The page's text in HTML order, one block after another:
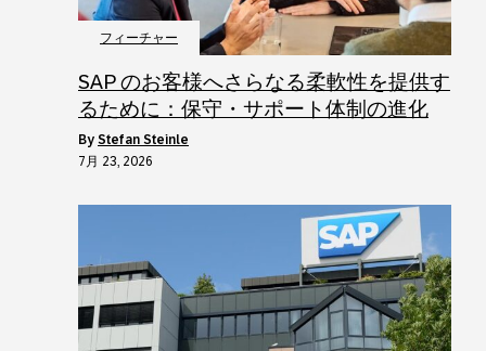
フィーチャー
SAP のお客様へさらなる柔軟性を提供す
るために：保守・サポート体制の進化
by Stefan Steinle
7月 23, 2026